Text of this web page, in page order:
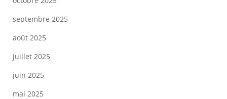
septembre 2025
août 2025
juillet 2025
juin 2025
mai 2025